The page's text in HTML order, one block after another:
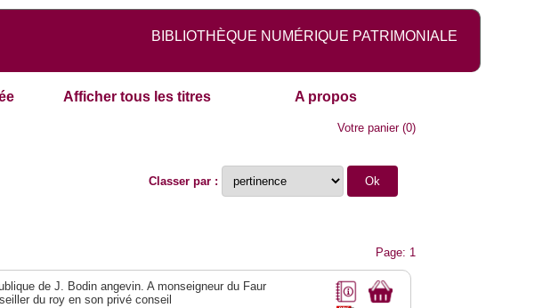
BIBLIOTHÈQUE NUMÉRIQUE PATRIMONIALE
Afficher tous les titres A propos
Votre panier(0)
Classer par :
Page: 1
de J. Bodin angevin. A monseigneur du Faur
du roy en son privé conseil